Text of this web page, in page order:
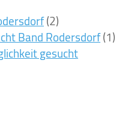
(2)
Band Rodersdorf(1)
gesucht